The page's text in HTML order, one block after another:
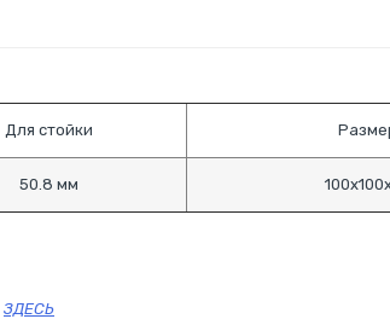
Для стойки
50.8 мм
ЗДЕСЬ